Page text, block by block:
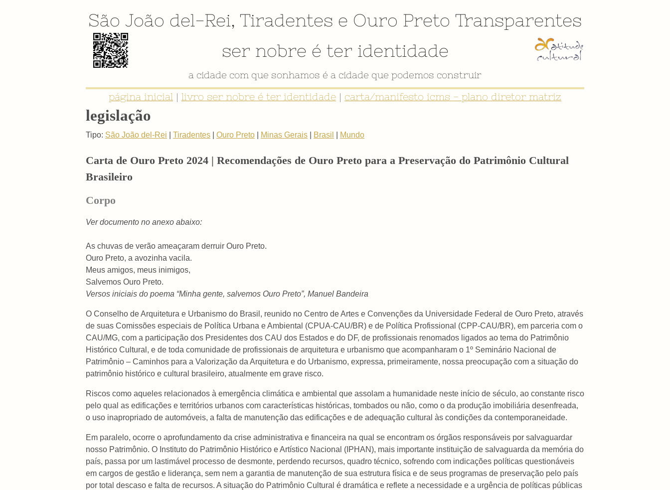
São João del-Rei, Tiradentes e Ouro Preto Transparentes
ser nobre é ter identidade
a cidade com que sonhamos é a cidade que podemos construir
página inicial | livro ser nobre é ter identidade | carta/manifesto icms - plano diretor matriz
legislação
Tipo: São João del-Rei Tiradentes Ouro Preto Minas Gerais Brasil Mundo
Carta de Ouro Preto 2024 | Recomendações de Ouro Preto para a Preservação do Patrimônio Cultural
Brasileiro
Corpo
Ver documento no anexo abaixo:
As chuvas de verão ameaçaram derruir Ouro Preto.
Ouro Preto, a avozinha vacila.
Meus amigos, meus inimigos,
Salvemos Ouro Preto.
Versos iniciais do poema “Minha gente, salvemos Ouro Preto”, Manuel Bandeira
O Conselho de Arquitetura e Urbanismo do Brasil, reunido no Centro de Artes e Convenções da Universidade Federal de Ouro Preto, através
de suas Comissões especiais de Política Urbana e Ambiental (CPUA-CAU/BR) e de Política Profissional (CPP-CAU/BR), em parceria com o
CAU/MG, com a participação dos Presidentes dos CAU dos Estados e do DF, de profissionais renomados ligados ao tema do Patrimônio
Histórico Cultural, e de toda comunidade de profissionais de arquitetura e urbanismo que acompanharam o 1º Seminário Nacional de
Patrimônio – Caminhos para a Valorização da Arquitetura e do Urbanismo, expressa, primeiramente, nossa preocupação com a situação do
patrimônio histórico e cultural brasileiro, atualmente em grave risco.
Riscos como aqueles relacionados à emergência climática e ambiental que assolam a humanidade neste início de século, ao constante risco
pelo qual as edificações e territórios urbanos com características históricas, tombados ou não, como o da produção imobiliária desenfreada,
o uso inapropriado de automóveis, a falta de manutenção das edificações e de adequação cultural às condições da contemporaneidade.
Em paralelo, ocorre o aprofundamento da crise administrativa e financeira na qual se encontram os órgãos responsáveis por salvaguardar
nosso Patrimônio. O Instituto do Patrimônio Histórico e Artístico Nacional (IPHAN), mais importante instituição de salvaguarda da memória do
país, passa por um lastimável processo de desmonte, perdendo recursos, quadro técnico, sofrendo com indicações políticas questionáveis
em cargos de gestão e liderança, sem nem a garantia de manutenção de sua estrutura física e de seus programas de preservação pelo país
por total descaso e falta de recursos. A situação do Patrimônio Cultural é dramática e reflete a necessidade e a urgência de políticas públicas